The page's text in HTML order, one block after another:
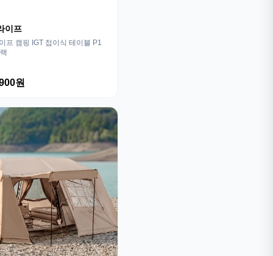
이프
프 캠핑 IGT 접이식 테이블 P1
원